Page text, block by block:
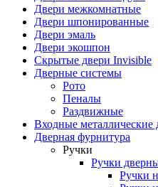
Двери межкомнатные
Двери шпонированные
Двери эмаль
Двери экошпон
Скрытые двери Invisible
Дверные системы
Рото
Пеналы
Раздвижные
Входные металлические
Дверная фурнитура
Ручки
Ручки
Ручки